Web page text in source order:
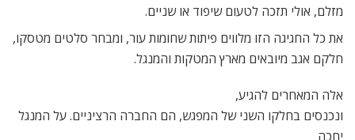
מזלם, אולי תזכה לטעום שיפוד או שניים.
את כל החגיגה הזו מלווים פיתות שחומות עור, ומבחר סלטים מטסקו,
חלקם אגב מיובאים מארץ המטקות והמנגל.
אלה המאחרים להגיע,
ונכנסים בחלקו השני של המפגש, הם החברה הרציניים. על המנגל
יחכה